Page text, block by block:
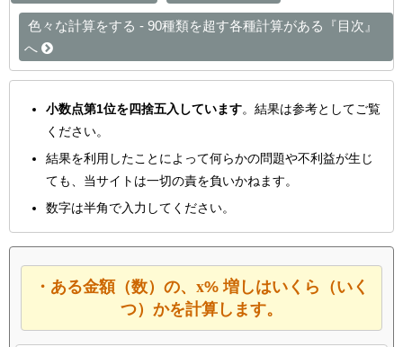
色々な計算をする - 90種類を超す各種計算がある『目次』
へ
小数点第1位を四捨五入しています。結果は参考としてご覧
ください。
結果を利用したことによって何らかの問題や不利益が生じ
ても、当サイトは一切の責を負いかねます。
数字は半角で入力してください。
・ある金額（数）の、 x% 増しはいくら（いく
つ）かを計算します。